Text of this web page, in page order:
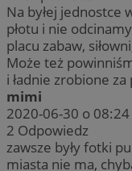
Na byłej jednostce
płotu i nie
placu zabaw,
Może też
i ładnie zrobione
mimi
2020-06-30 o 08:24
2 Odpowiedz
zawsze były fotki
miasta nie ma,